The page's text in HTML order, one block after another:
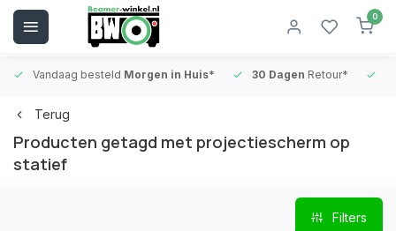
0
Vandaag besteld Morgen in Huis* 30 Dagen Retour*
Terug
Producten getagd met projectiescherm op
statief
Filters